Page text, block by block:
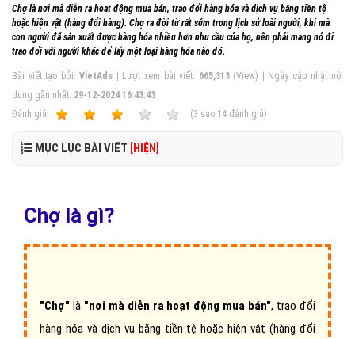
Chợ là nơi mà diễn ra hoạt động mua bán, trao đổi hàng hóa và dịch vụ bằng tiền tệ
hoặc hiện vật (hàng đổi hàng). Chợ ra đời từ rất sớm trong lịch sử loài người, khi mà
con người đã sản xuất được hàng hóa nhiều hơn nhu cầu của họ, nên phải mang nó đi
trao đổi với người khác để lấy một loại hàng hóa nào đó.
Bài viết tạo bởi:VietAds | Lượt xem bài viết: 665,313(View) | Ngày cập nhật nội
dung gần nhất: 29-12-2024 16:43:43
Ðánh giá:
(3 sao 14 đánh giá)
MỤC LỤC BÀI VIẾT [HIỆN]
Chợ là gì?
"Chợ" là "nơi mà diễn ra hoạt động mua bán", trao đổi
hàng hóa và dịch vụ bằng tiền tệ hoặc hiện vật (hàng đổi